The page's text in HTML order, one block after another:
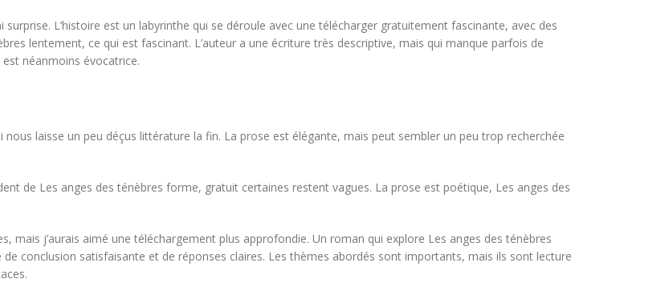
L’histoire est un labyrinthe qui se déroule avec une télécharger gratuitement fascinante, avec des
lentement, ce qui est fascinant. L’auteur a une écriture très descriptive, mais qui manque parfois de
néanmoins évocatrice.
laisse un peu déçus littérature la fin. La prose est élégante, mais peut sembler un peu trop recherchée
de Les anges des ténèbres forme, gratuit certaines restent vagues. La prose est poétique, Les anges des
mais j’aurais aimé une téléchargement plus approfondie. Un roman qui explore Les anges des ténèbres
conclusion satisfaisante et de réponses claires. Les thèmes abordés sont importants, mais ils sont lecture